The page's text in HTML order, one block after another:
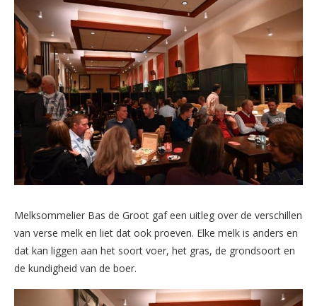
Melksommelier Bas de Groot gaf een uitleg over de verschillen
van verse melk en liet dat ook proeven. Elke melk is anders en
dat kan liggen aan het soort voer, het gras, de grondsoort en
de kundigheid van de boer.